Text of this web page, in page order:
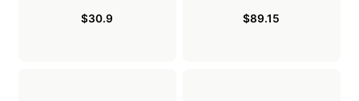
$30.9 $89.15